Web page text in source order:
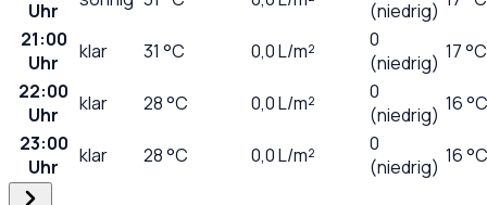
Uhr
(niedrig)
21:00
Uhr
klar 31 °C 0,0L/m²
0
(niedrig) 17 °C
22:00
Uhr
klar 28°C 0,0L/m²
0
(niedrig) 16 °C
23:00
Uhr
klar 28°C 0,0L/m²
0
(niedrig) 16 °C